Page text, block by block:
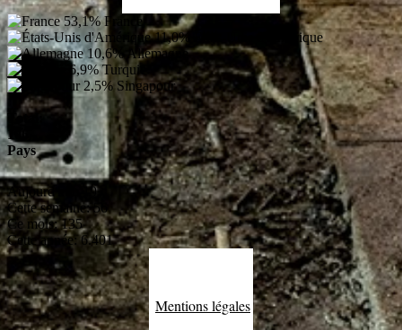
53,1% France
11,0%
États-Unis d'Amérique
10,6% Allemagne
6,9% Turquie
2,5% Singapour
Total:
106
Pays
Aujourd'hui:
19
Cette semaine: 56
Ce mois: 135
Cette année: 6.401
Mentions légales